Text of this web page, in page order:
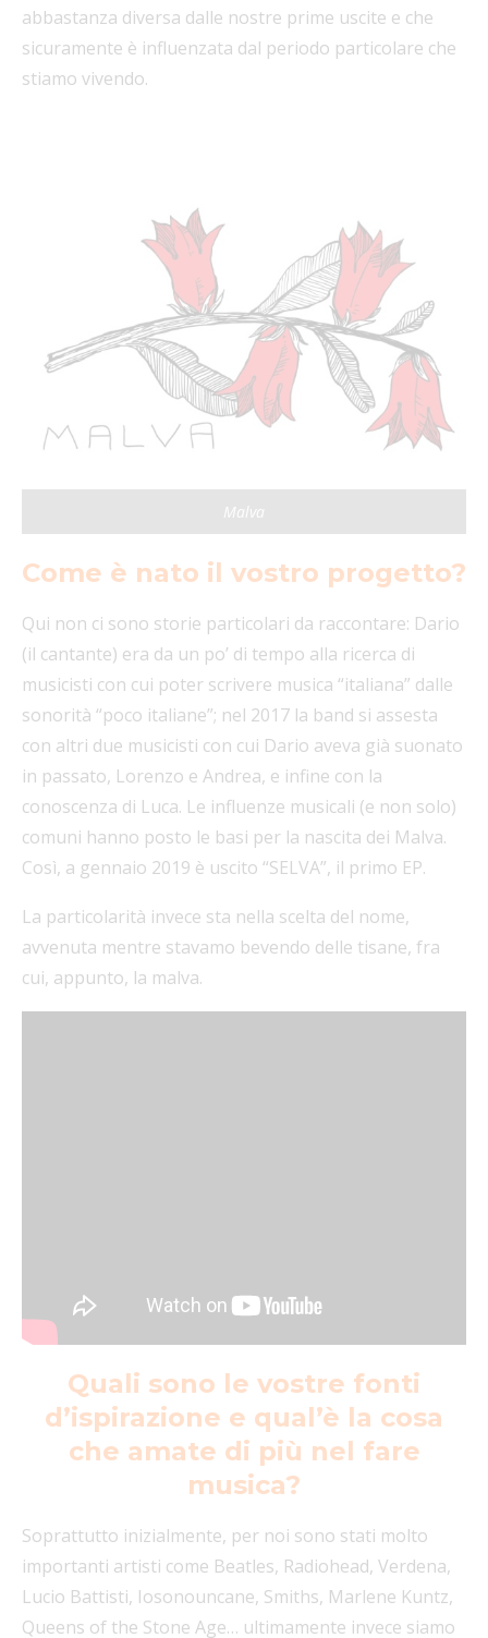
abbastanza diversa dalle nostre prime uscite e che
sicuramente è influenzata dal periodo particolare che
stiamo vivendo.
Malva
Come è nato il vostro progetto?
Qui non ci sono storie particolari da raccontare: Dario
(il cantante) era da un po’ di tempo alla ricerca di
musicisti con cui poter scrivere musica “italiana” dalle
sonorità “poco italiane”; nel 2017 la band si assesta
con altri due musicisti con cui Dario aveva già suonato
in passato, Lorenzo e Andrea, e infine con la
conoscenza di Luca. Le influenze musicali (e non solo)
comuni hanno posto le basi per la nascita dei Malva.
Così, a gennaio 2019 è uscito “SELVA”, il primo EP.
La particolarità invece sta nella scelta del nome,
avvenuta mentre stavamo bevendo delle tisane, fra
cui, appunto, la malva.
Quali sono le vostre fonti
d’ispirazione e qual’è la cosa
che amate di più nel fare
musica?
Soprattutto inizialmente, per noi sono stati molto
importanti artisti come Beatles, Radiohead, Verdena,
Lucio Battisti, Iosonouncane, Smiths, Marlene Kuntz,
Queens of the Stone Age… ultimamente invece siamo